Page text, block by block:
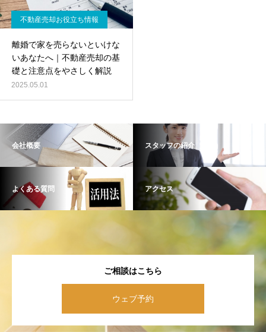
不動産売却お役立ち情報
離婚で家を売らないといけな
いあなたへ｜不動産売却の基
礎と注意点をやさしく解説
2025.05.01
会社概要 スタッフの紹介
よくある質問 アクセス
ご相談はこちら
ウェブ予約